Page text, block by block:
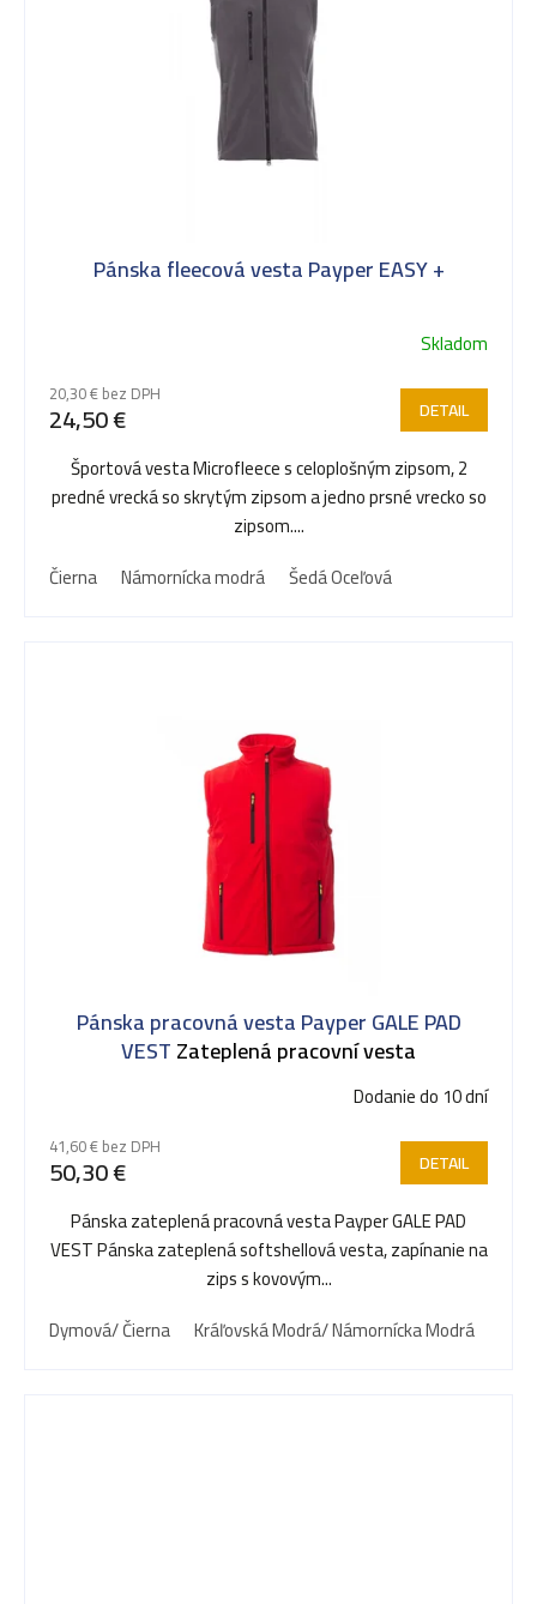
Pánska fleecová vesta Payper EASY +
Skladom
20,30 € bez DPH
24,50 € DETAIL
Športová vesta Microfleece s celoplošným zipsom, 2
predné vrecká so skrytým zipsom a jedno prsné vrecko so
zipsom....
Čierna
Námornícka modrá Šedá Oceľová
Pánska pracovná vesta Payper GALE PAD
VESTZateplená pracovní vesta
Dodanie do 10 dní
41,60 € bez DPH
50,30 € DETAIL
Pánska zateplená pracovná vesta Payper GALE PAD
VEST Pánska zateplená softshellová vesta, zapínanie na
zips s kovovým...
Dymová/ Čierna
Kráľovská Modrá/ Námornícka Modrá